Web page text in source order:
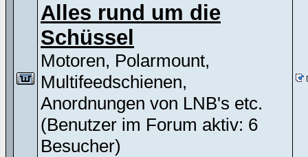
Alles rund um die
Schüssel
Motoren, Polarmount,
Multifeedschienen,
Anordnungen von LNB's etc.
(Benutzer im Forum aktiv: 6
Besucher)